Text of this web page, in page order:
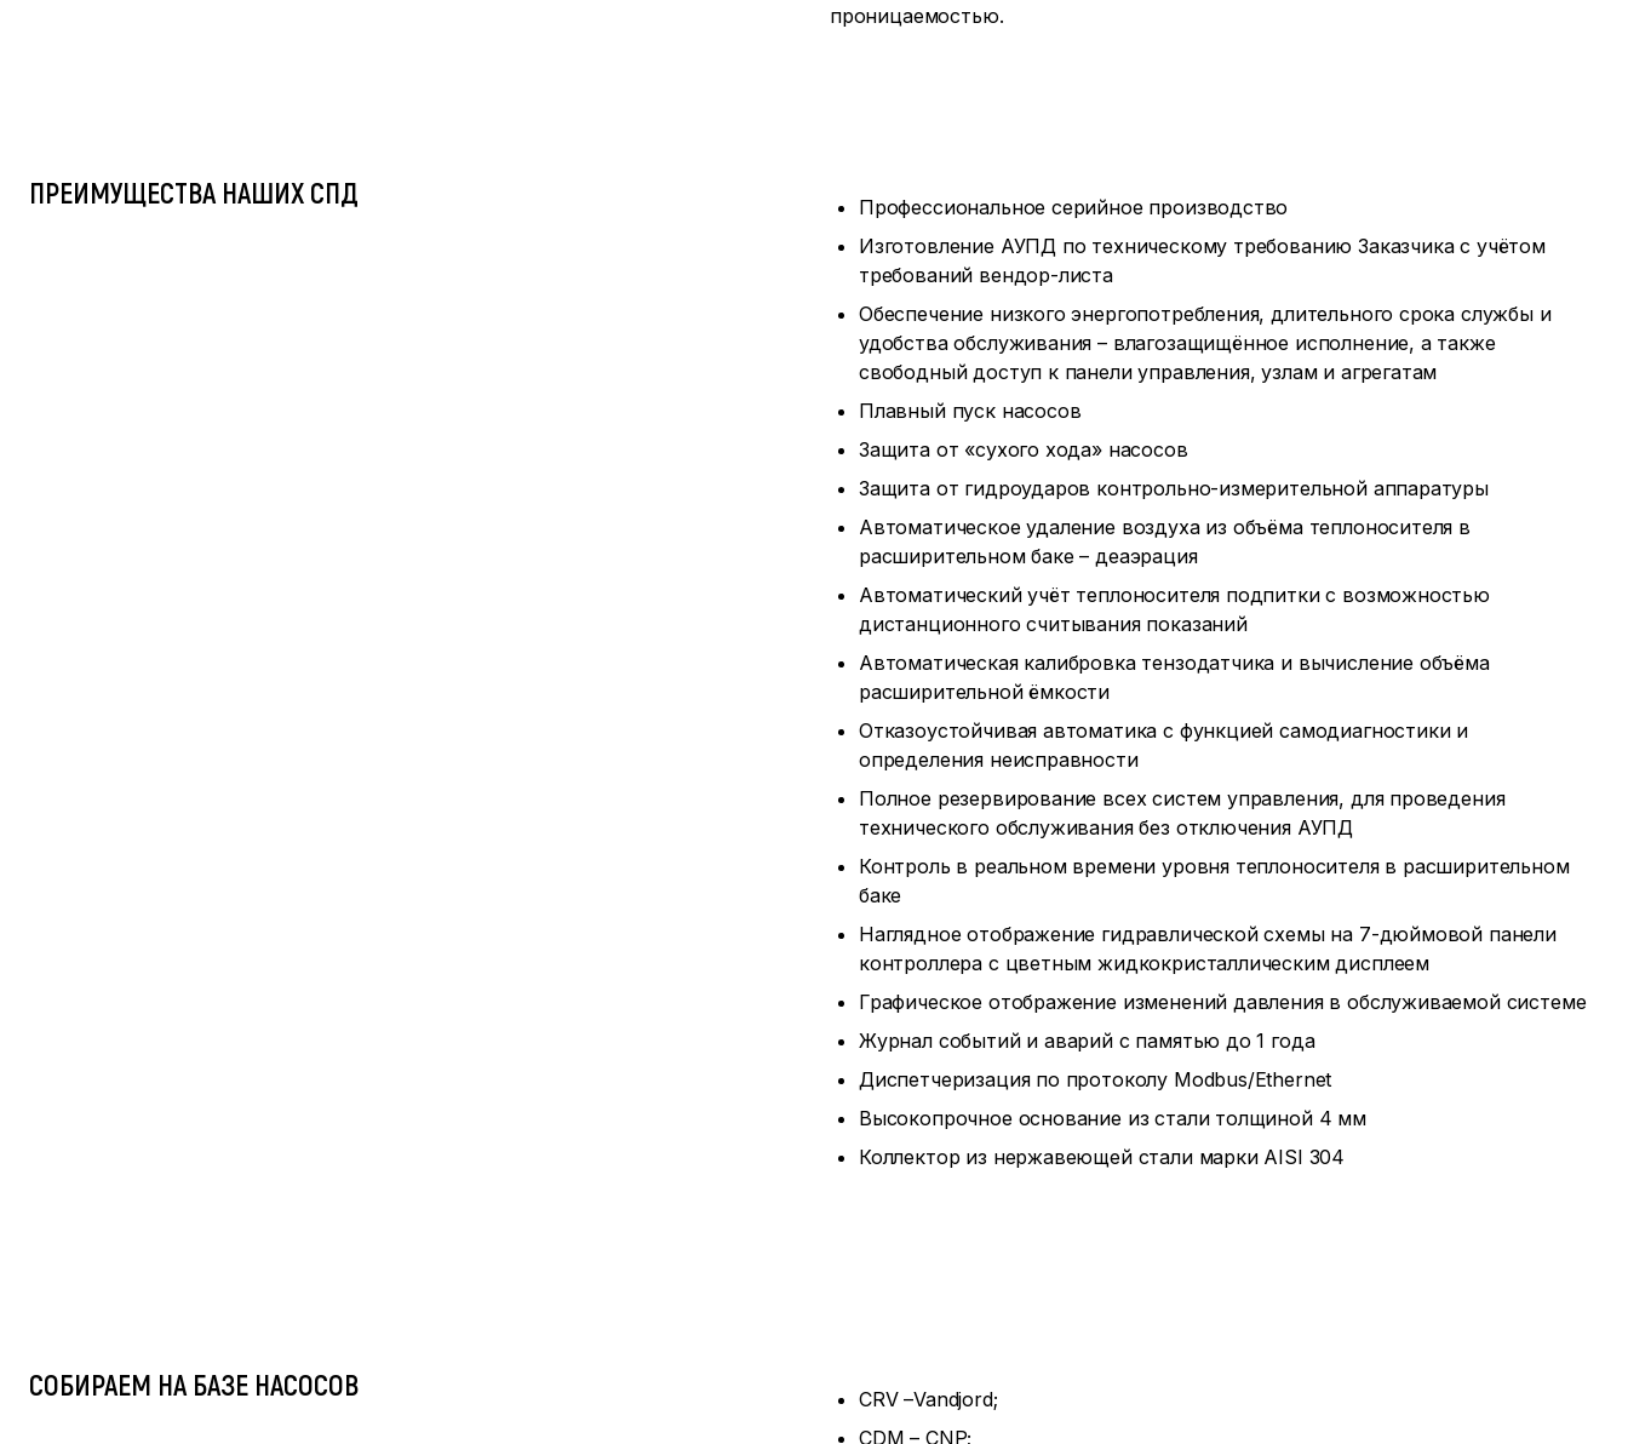
проницаемостью.
ПРЕИМУЩЕСТВА НАШИХ СПД
Профессиональное серийное производство
Изготовление АУПД по техническому требованию Заказчика с учётом
требований вендор-листа
Обеспечение низкого энергопотребления, длительного срока службы и
удобства обслуживания – влагозащищённое исполнение, а также
свободный доступ к панели управления, узлам и агрегатам
Плавный пуск насосов
Защита от «сухого хода» насосов
Защита от гидроударов контрольно-измерительной аппаратуры
Автоматическое удаление воздуха из объёма теплоносителя в
расширительном баке – деаэрация
Автоматический учёт теплоносителя подпитки с возможностью
дистанционного считывания показаний
Автоматическая калибровка тензодатчика и вычисление объёма
расширительной ёмкости
Отказоустойчивая автоматика с функцией самодиагностики и
определения неисправности
Полное резервирование всех систем управления, для проведения
технического обслуживания без отключения АУПД
Контроль в реальном времени уровня теплоносителя в расширительном
баке
Наглядное отображение гидравлической схемы на 7-дюймовой панели
контроллера с цветным жидкокристаллическим дисплеем
Графическое отображение изменений давления в обслуживаемой системе
Журнал событий и аварий с памятью до 1 года
Диспетчеризация по протоколу Modbus/Ethernet
Высокопрочное основание из стали толщиной 4 мм
Коллектор из нержавеющей стали марки AISI 304
СОБИРАЕМ НА БАЗЕ НАСОСОВ
CRV –Vandjord;
CDM – CNP;